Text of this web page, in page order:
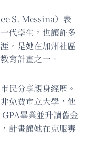
S. Messina）表
代學生，也讓許多
，是她在加州社區
育計畫之一。
民分享親身經歷。
免費市立大學，他
畢業並升讀舊金
計畫讓她在克服毒